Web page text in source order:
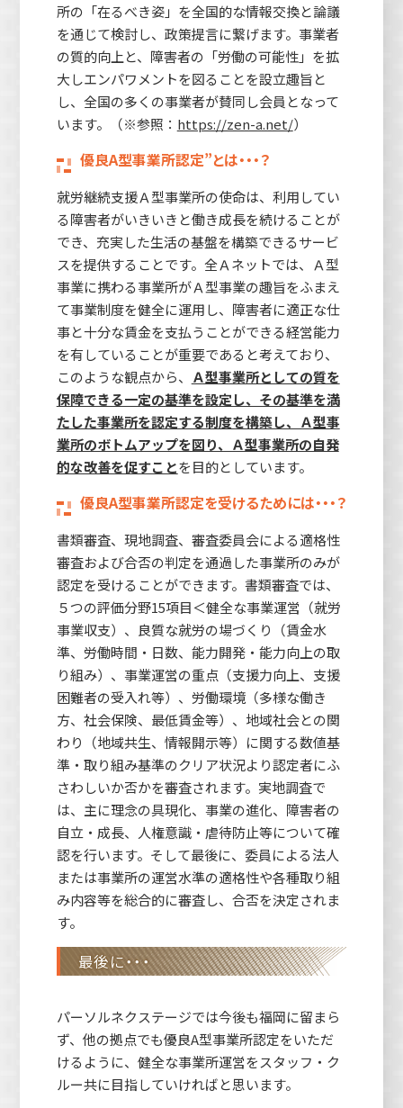
所の「在るべき姿」を全国的な情報交換と論議
を通じて検討し、政策提言に繋げます。事業者
の質的向上と、障害者の「労働の可能性」を拡
大しエンパワメントを図ることを設立趣旨と
し、全国の多くの事業者が賛同し会員となって
います。（※参照： https://zen-a.net/）
優良A型事業所認定”とは・・・？
就労継続支援Ａ型事業所の使命は、利用してい
る障害者がいきいきと働き成長を続けることが
でき、充実した生活の基盤を構築できるサービ
スを提供することです。全Ａネットでは、Ａ型
事業に携わる事業所がＡ型事業の趣旨をふまえ
て事業制度を健全に運用し、障害者に適正な仕
事と十分な賃金を支払うことができる経営能力
を有していることが重要であると考えており、
このような観点から、
Ａ型事業所としての質を
保障できる一定の基準を設定し、その基準を満
たした事業所を認定する制度を構築し、Ａ型事
業所のボトムアップを図り、Ａ型事業所の自発
的な改善を促すことを目的としています。
優良A型事業所認定を受けるためには・・・？
書類審査、現地調査、審査委員会による適格性
審査および合否の判定を通過した事業所のみが
認定を受けることができます。書類審査では、
５つの評価分野15項目＜健全な事業運営（就労
事業収支）、良質な就労の場づくり（賃金水
準、労働時間・日数、能力開発・能力向上の取
り組み）、事業運営の重点（支援力向上、支援
困難者の受入れ等）、労働環境（多様な働き
方、社会保険、最低賃金等）、地域社会との関
わり（地域共生、情報開示等）に関する数値基
準・取り組み基準のクリア状況より認定者にふ
さわしいか否かを審査されます。実地調査で
は、主に理念の具現化、事業の進化、障害者の
自立・成長、人権意識・虐待防止等について確
認を行います。そして最後に、委員による法人
または事業所の運営水準の適格性や各種取り組
み内容等を総合的に審査し、合否を決定されま
す。
最後に・・・
パーソルネクステージでは今後も福岡に留まら
ず、他の拠点でも優良A型事業所認定をいただ
けるように、健全な事業所運営をスタッフ・ク
ルー共に目指していければと思います。